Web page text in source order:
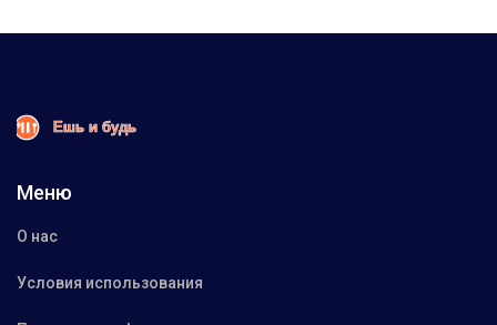
Меню
О нас
Условия использования